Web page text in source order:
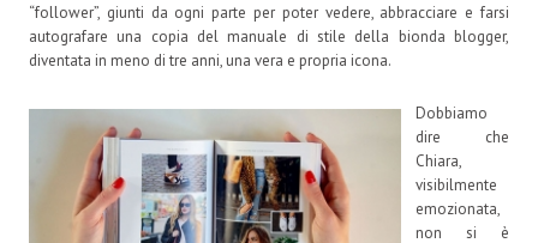
“follower”, giunti da ogni parte per poter vedere, abbracciare e farsi
autografare una copia del manuale di stile della bionda blogger,
diventata in meno di tre anni, una vera e propria icona.
Dobbiamo
dire che
Chiara,
visibilmente
emozionata,
non si è